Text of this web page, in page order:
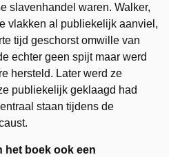
slavenhandel waren. Walker,
vlakken al publiekelijk aanviel,
tijd geschorst omwille van
echter geen spijt maar werd
hersteld. Later werd ze
publiekelijk geklaagd had
staan tijdens de
het boek ook een